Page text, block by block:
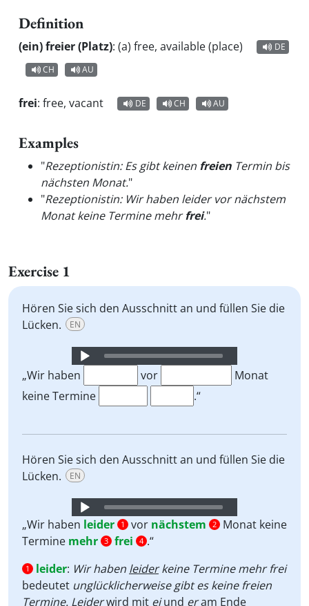
Definition
(ein) freier (Platz): (a) free, available (place)
DE
CH
AU
frei: free, vacant DE CH AU
Examples
"Rezeptionistin: Es gibt keinen freien Termin bis
nächsten Monat."
"Rezeptionistin: Wir haben leider vor nächstem
Monat keine Termine mehrfrei."
Exercise 1
Hören Sie sich den Ausschnitt an und füllen Sie die
Lücken.
EN
Audio
Player
„Wir haben vor
Monat
keine Termine
.“
Hören Sie sich den Ausschnitt an und füllen Sie die
Lücken.
EN
Audio
Player
„Wir haben leider 1 vor nächstem 2
Monat keine
Termine mehr 3 frei 4 .“
1 leider: Wir haben leiderkeine Termine mehr frei
bedeutet unglücklicherweise gibt es keine freien
Termine. Leiderwird mit eiund eram Ende